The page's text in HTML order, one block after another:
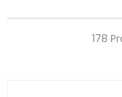
178